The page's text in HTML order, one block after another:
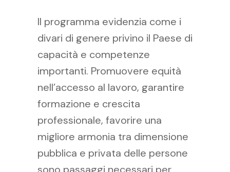
Il programma evidenzia come i
divari di genere privino il Paese di
capacità e competenze
importanti. Promuovere equità
nell’accesso al lavoro, garantire
formazione e crescita
professionale, favorire una
migliore armonia tra dimensione
pubblica e privata delle persone